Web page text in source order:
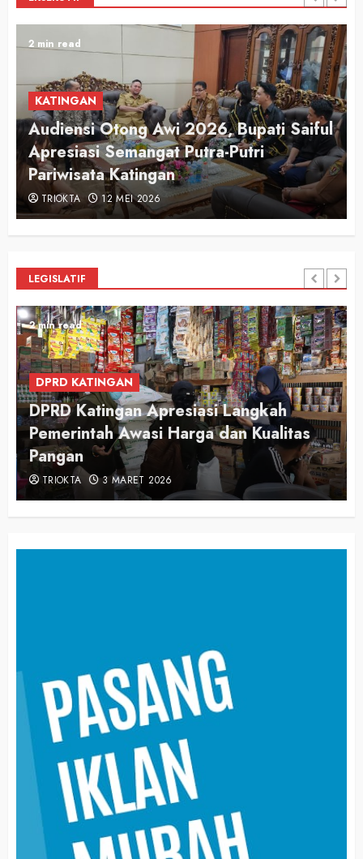
2 min read
KATINGAN
Audiensi Otong Awi 2026, Bupati Saiful
Apresiasi Semangat Putra-Putri
Pariwisata Katingan
TRIOKTA 12 MEI 2026
LEGISLATIF
2 min read
DPRD KATINGAN
DPRD Katingan Apresiasi Langkah
Pemerintah Awasi Harga dan Kualitas
Pangan
TRIOKTA 3 MARET 2026